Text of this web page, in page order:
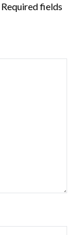
Required fields